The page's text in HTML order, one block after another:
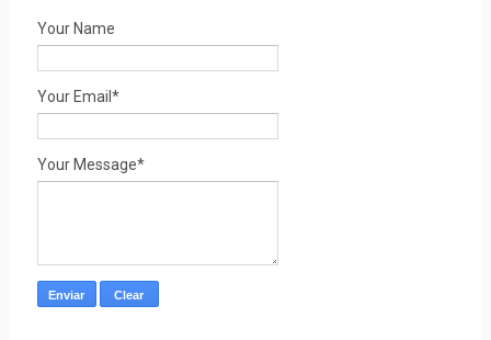
Your Name
Your Email*
Your Message*